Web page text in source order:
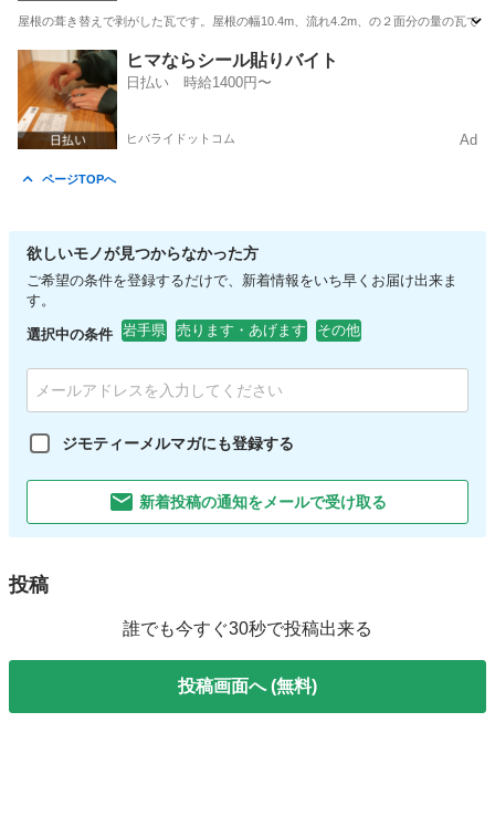
屋根の葺き替えで剥がした瓦です。屋根の幅10.4m、流れ4.2m、の２面分の量の瓦で
岩手 花巻市 花巻駅 その他 屋根
ヒマならシール貼りバイト
日払い 時給1400円〜
ヒバライドットコム Ad
ページTOPへ
欲しいモノが見つからなかった方
ご希望の条件を登録するだけで、新着情報をいち早くお届け出来ま
す。
選択中の条件 岩手県 売ります・あげます その他
ジモティーメルマガにも登録する
新着投稿の通知をメールで受け取る
投稿
誰でも今すぐ30秒で投稿出来る
投稿画面へ (無料)